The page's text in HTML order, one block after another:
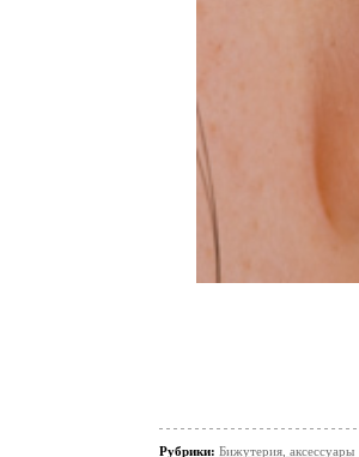
Рубрики: Бижутерия, аксессуары